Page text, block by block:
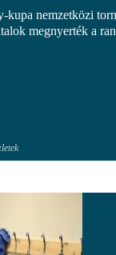
kupa nemzetközi
megnyerték a